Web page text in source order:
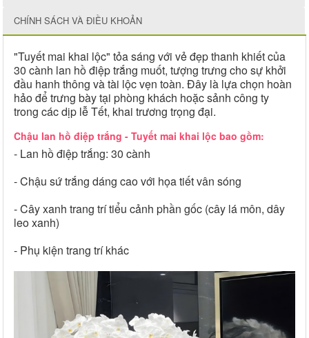
CHÍNH SÁCH VÀ ĐIỀU KHOẢN
"Tuyết mai khai lộc" tỏa sáng với vẻ đẹp thanh khiết của
30 cành lan hồ điệp trắng muốt, tượng trưng cho sự khởi
đầu hanh thông và tài lộc vẹn toàn. Đây là lựa chọn hoàn
hảo để trưng bày tại phòng khách hoặc sảnh công ty
trong các dịp lễ Tết, khai trương trọng đại.
Chậu lan hồ điệp trắng - Tuyết mai khai lộc bao gồm:
- Lan hồ điệp trắng: 30 cành
-Chậu sứ trắng dáng cao với họa tiết vân sóng
-Cây xanh trang trí tiểu cảnh phần gốc (cây lá môn, dây
leo xanh)
- Phụ kiện trang trí khác